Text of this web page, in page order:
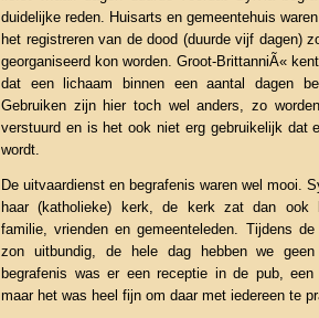
duidelijke reden. Huisarts en gemeentehuis
het registreren van de dood (duurde vijf dagen)
georganiseerd kon worden. Groot-BrittanniÃ«
dat een lichaam binnen een aantal dagen
Gebruiken zijn hier toch wel anders, zo
verstuurd en is het ook niet erg gebruikelijk dat
wordt.
De uitvaardienst en begrafenis waren wel mooi.
haar (katholieke) kerk, de kerk zat dan ook
familie, vrienden en gemeenteleden. Tijdens
zon uitbundig, de hele dag hebben we
begrafenis was er een receptie in de pub,
maar het was heel fijn om daar met iedereen te